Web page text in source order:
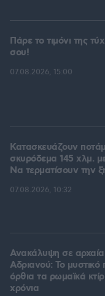
Πάρε το τιμόνι της
σου!
07.08.2026, 15:00
Κατασκευάζουν
σκυρόδεμα 145 χλμ.
Να τερματίσουν την
07.08.2026, 10:32
Ανακάλυψη σε
Αδριανού: Το μυστικό
όρθια τα ρωμαϊκά
χρόνια